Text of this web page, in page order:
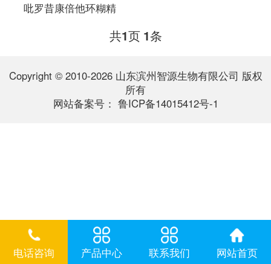
吡罗昔康倍他环糊精
共1页 1条
Copyright © 2010-2026 山东滨州智源生物有限公司 版权
所有
网站备案号： 鲁ICP备14015412号-1
电话咨询 产品中心 联系我们 网站首页